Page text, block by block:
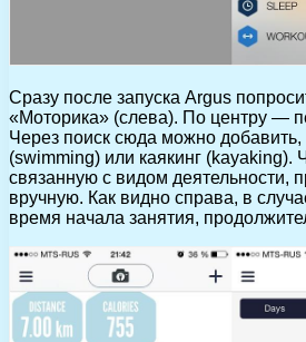
Сразу после запуска Argus
«Моторика» (слева). По центру —
Через поиск сюда можно
(swimming) или каякинг
связанную с видом деятельности,
вручную. Как видно справа, в
время начала занятия,